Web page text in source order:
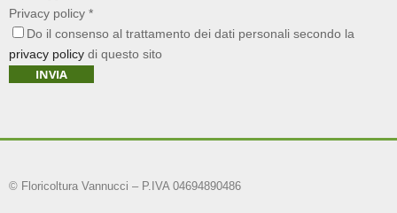
Privacy policy *
Do il consenso al trattamento dei dati personali secondo la
privacy policy di questo sito
INVIA
© Floricoltura Vannucci – P.IVA 04694890486